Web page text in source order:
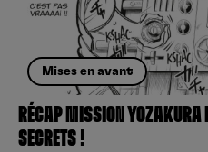
Mises en avant
RÉCAP MISSION YOZAKURA
SECRETS !